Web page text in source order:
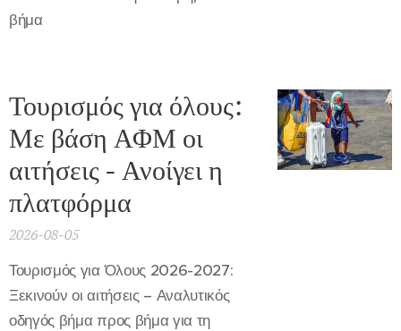
βήμα
Τουρισμός για όλους:
Με βάση ΑΦΜ οι
αιτήσεις - Ανοίγει η
πλατφόρμα
2026-08-05
Τουρισμός για Όλους 2026-2027:
Ξεκινούν οι αιτήσεις – Αναλυτικός
οδηγός βήμα προς βήμα για τη